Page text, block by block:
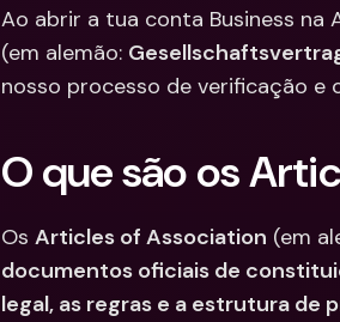
Ao abrir a tua conta Business na
(em alemão:
nosso processo de verificação e
O que são os
Os Articles of Association (em
documentos oficiais de
legal, as regras e a estrutura de